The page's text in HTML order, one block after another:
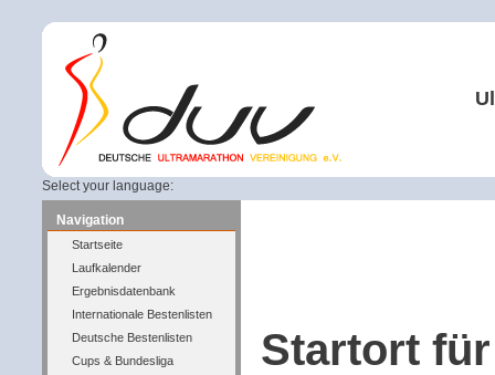
Select your language:
Navigation
Startseite
Laufkalender
Ergebnisdatenbank
Internationale Bestenlisten
Deutsche Bestenlisten
Cups & Bundesliga
Startort für